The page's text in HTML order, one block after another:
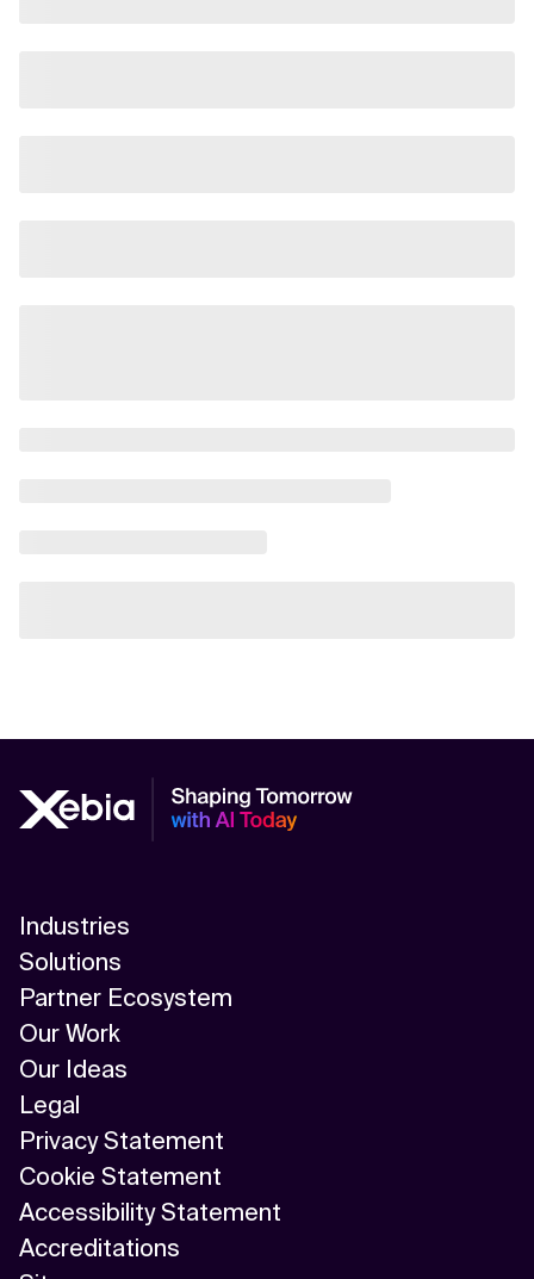
Industries
Solutions
Partner Ecosystem
Our Work
Our Ideas
Legal
Privacy Statement
Cookie Statement
Accessibility Statement
Accreditations